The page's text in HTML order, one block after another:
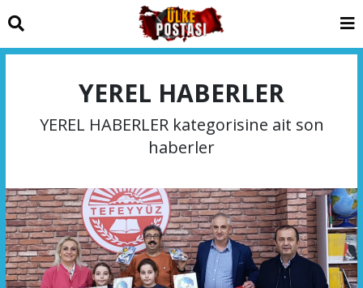
YEREL HABERLER
YEREL HABERLER kategorisine ait son
haberler